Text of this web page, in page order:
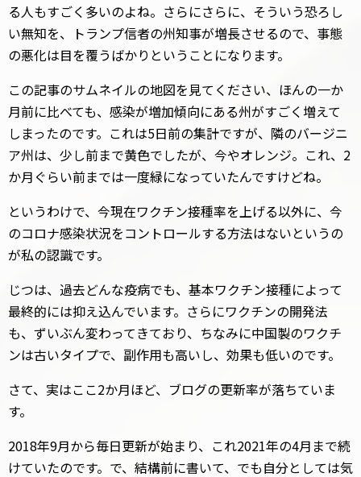
る人もすごく多いのよね。さらにさらに、そういう恐ろし
い無知を、トランプ信者の州知事が増長させるので、事態
の悪化は目を覆うばかりということになります。
この記事のサムネイルの地図を見てください、ほんの一か
月前に比べても、感染が増加傾向にある州がすごく増えて
しまったのです。これは5日前の集計ですが、隣のバージニ
ア州は、少し前まで黄色でしたが、今やオレンジ。これ、2
か月ぐらい前までは一度緑になっていたんですけどね。
というわけで、今現在ワクチン接種率を上げる以外に、今
のコロナ感染状況をコントロールする方法はないというの
が私の認識です。
じつは、過去どんな疫病でも、基本ワクチン接種によって
最終的には抑え込んでいます。さらにワクチンの開発法
も、ずいぶん変わってきており、ちなみに中国製のワクチ
ンは古いタイプで、副作用も高いし、効果も低いのです。
さて、実はここ2か月ほど、ブログの更新率が落ちていま
す。
2018年9月から毎日更新が始まり、これ2021年の4月まで続
けていたのです。で、結構前に書いて、でも自分としては気